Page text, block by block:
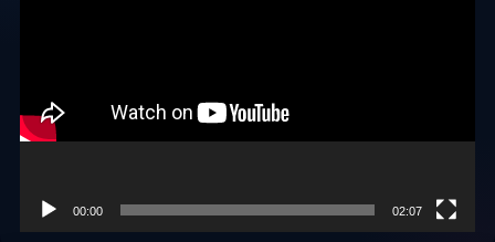
00:00 02:07